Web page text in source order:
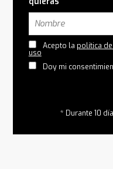
Acepto la política
uso
Doy mi
* Durante 10